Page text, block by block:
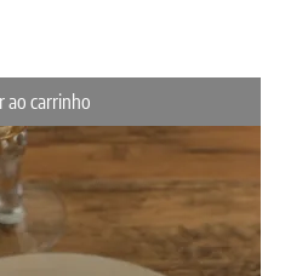
ao carrinho